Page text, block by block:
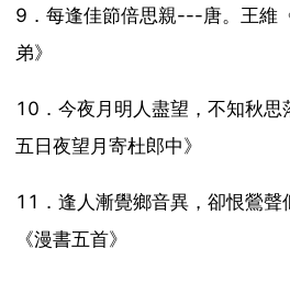
9．每逢佳節倍思親---唐。王維
弟》
10．今夜月明人盡望，不知秋
五日夜望月寄杜郎中》
11．逢人漸覺鄉音異，卻恨鶯
《漫書五首》